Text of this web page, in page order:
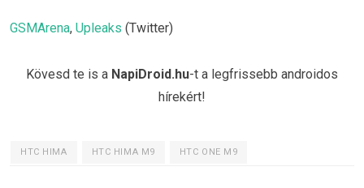
GSMArena, Upleaks (Twitter)
Kövesd te is a NapiDroid.hu-t a legfrissebb androidos
hírekért!
HTC HIMA HTC HIMA M9 HTC ONE M9